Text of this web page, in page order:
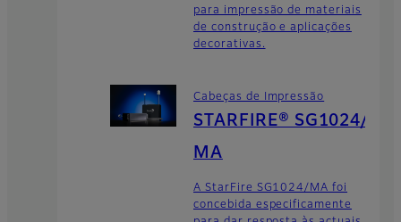
para impressão de materiais
de construção e aplicações
decorativas.
Cabeças de Impressão
STARFIRE® SG1024/
MA
A StarFire SG1024/MA foi
concebida especificamente